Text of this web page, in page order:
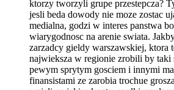
ktorzy tworzyli grupe przestepcza?
jesli beda dowody nie moze zostac
medialna, godzi w interes panstwa
wiarygodnosc na arenie swiata.
zarzadcy gieldy warszawskiej, ktora
najwieksza w regionie zrobili by
pewym sprytym gosciem i innymi
finansistami ze zarobia trochue